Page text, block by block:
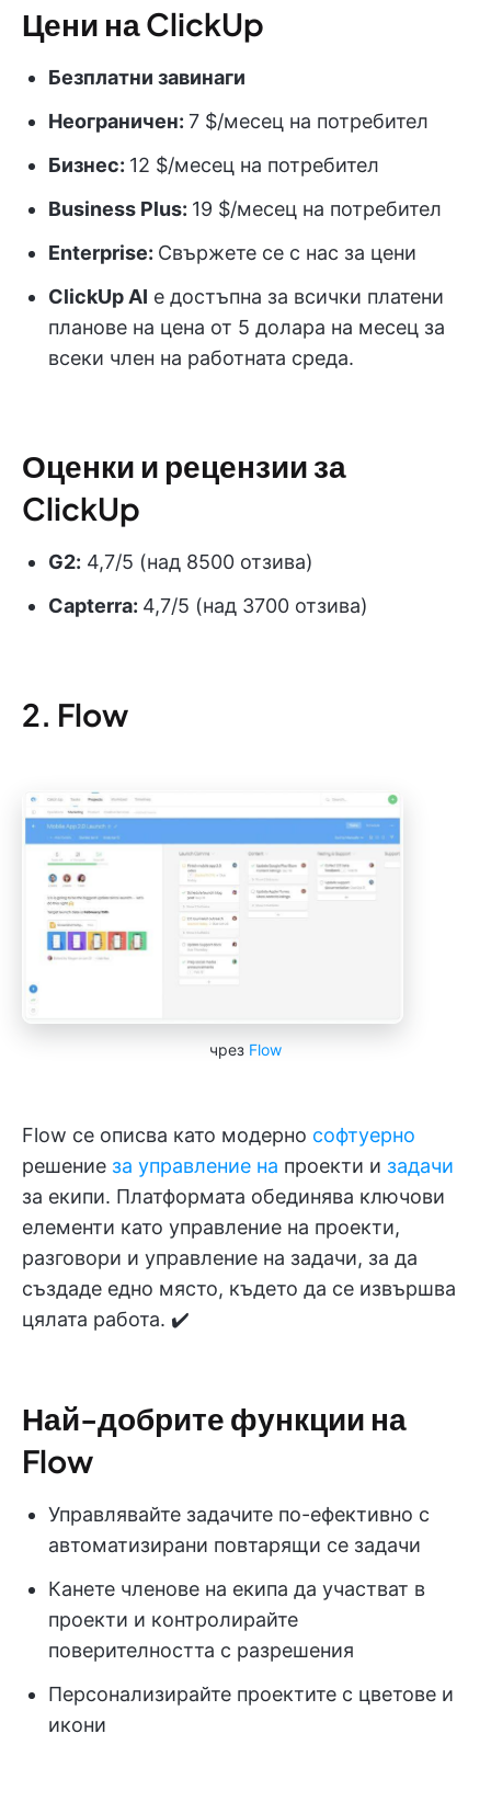
Цени на ClickUp
Безплатни завинаги
Неограничен: 7 $/месец на потребител
Бизнес: 12 $/месец на потребител
Business Plus: 19 $/месец на потребител
Enterprise: Свържете се с нас за цени
ClickUp AI е достъпна за всички платени
планове на цена от 5 долара на месец за
всеки член на работната среда.
Оценки и рецензии за
ClickUp
G2: 4,7/5 (над 8500 отзива)
Capterra: 4,7/5 (над 3700 отзива)
2. Flow
чрез Flow
Flow се описва като модерно софтуерно
решение за управление на проекти и задачи
за екипи. Платформата обединява ключови
елементи като управление на проекти,
разговори и управление на задачи, за да
създаде едно място, където да се извършва
цялата работа. ✔️
Най-добрите функции на
Flow
Управлявайте задачите по-ефективно с
автоматизирани повтарящи се задачи
Канете членове на екипа да участват в
проекти и контролирайте
поверителността с разрешения
Персонализирайте проектите с цветове и
икони